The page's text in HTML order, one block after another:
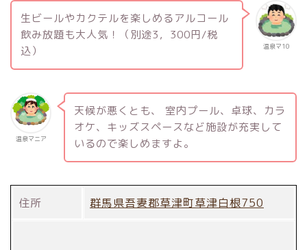
温泉マ10
生ビールやカクテルを楽しめるアルコール
飲み放題も大人気！（別途3，300円/税
込）
温泉マニア
天候が悪くとも、 室内プール、卓球、カラ
オケ、キッズスペースなど施設が充実して
いるので楽しめますよ。
住所 群馬県吾妻郡草津町草津白根750